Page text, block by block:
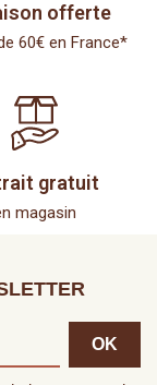
offerte
60€ en France*
gratuit
magasin